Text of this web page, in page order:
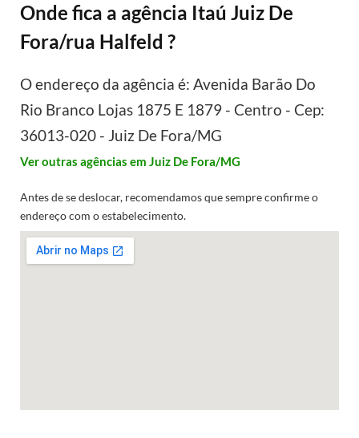
Onde fica a agência Itaú Juiz De
Fora/rua Halfeld ?
O endereço da agência é: Avenida Barão Do
Rio Branco Lojas 1875 E 1879 - Centro - Cep:
36013-020 - Juiz De Fora/MG
Ver outras agências em Juiz De Fora/MG
Antes de se deslocar, recomendamos que sempre confirme o
endereço com o estabelecimento.